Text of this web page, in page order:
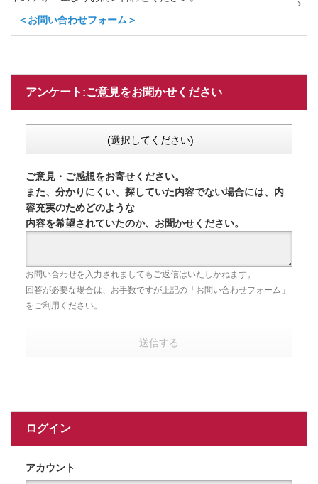
＜お問い合わせフォーム＞
アンケート:ご意見をお聞かせください
(選択してください)
ご意見・ご感想をお寄せください。
また、分かりにくい、探していた内容でない場合には、内
容充実のためどのような
内容を希望されていたのか、お聞かせください。
お問い合わせを入力されましてもご返信はいたしかねます。
回答が必要な場合は、お手数ですが上記の「お問い合わせフォーム」
をご利用ください。
送信する
ログイン
アカウント